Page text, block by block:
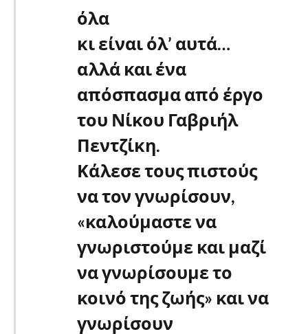
όλα
κι είναι όλ’ αυτά…
αλλά και ένα
απόσπασμα από έργο
του Νίκου Γαβριήλ
Πεντζίκη.
Κάλεσε τους πιστούς
να τον γνωρίσουν,
«καλούμαστε να
γνωριστούμε και μαζί
να γνωρίσουμε το
κοινό της ζωής» και να
γνωρίσουν